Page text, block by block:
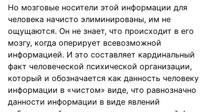
Но мозговые носители этой информации для
человека начисто элиминированы, им не
ощущаются. Он не знает, что происходит в его
мозгу, когда оперирует всевозможной
информацией. И это составляет кардинальный
факт человеческой психической организации,
который и обозначается как данность человеку
информации в «чистом» виде, что равнозначно
данности информации в виде явлений